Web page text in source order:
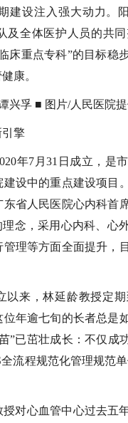
建设注入强大动力。
及全体医护人员的共
床重点专科”的目标稳
康。
兴孚 ■ 图片/人民医院
擎
年7月31日成立，是
设中的重点建设项目
省人民医院心内科首
念，采用心内科、心
理等方面全面提升，
以来，林延龄教授定
年逾七旬的长者总是
”已茁壮成长：不仅成
流程规范化管理规范
对心血管中心过去五